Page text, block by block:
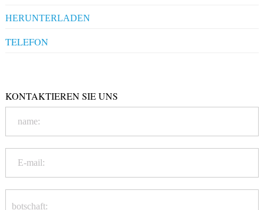
Clients' Comments
Industrial News
HERUNTERLADEN
Company Compliance
TELEFON
KONTAKTIEREN SIE UNS